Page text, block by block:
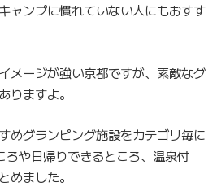
ャンプに慣れていない人にもおすす
メージが強い京都ですが、素敵なグ
りますよ。
めグランピング施設をカテゴリ毎に
や日帰りできるところ、温泉付
めました。